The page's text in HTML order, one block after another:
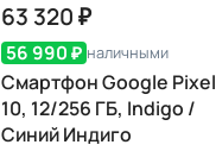
63 320 ₽
56 990 ₽ наличными
Смартфон Google Pixel
10, 12/256 ГБ, Indigo /
Синий Индиго